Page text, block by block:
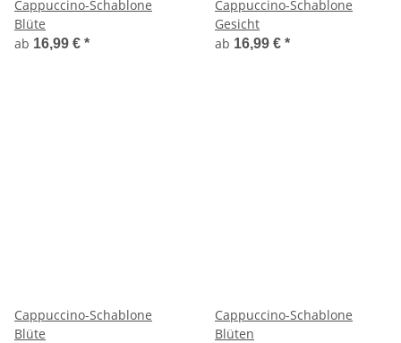
Cappuccino-Schablone
Blüte
ab 16,99 € *
Cappuccino-Schablone
Gesicht
ab 16,99 € *
Cappuccino-Schablone
Blüte
Cappuccino-Schablone
Blüten